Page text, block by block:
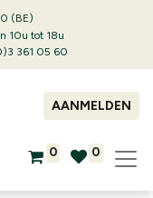
(BE)
10u tot 18u
361 05 60
AANMELDEN
0 0